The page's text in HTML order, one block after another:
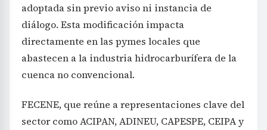
adoptada sin previo aviso ni instancia de
diálogo. Esta modificación impacta
directamente en las pymes locales que
abastecen a la industria hidrocarburífera de la
cuenca no convencional.
FECENE, que reúne a representaciones clave del
sector como ACIPAN, ADINEU, CAPESPE, CEIPA y